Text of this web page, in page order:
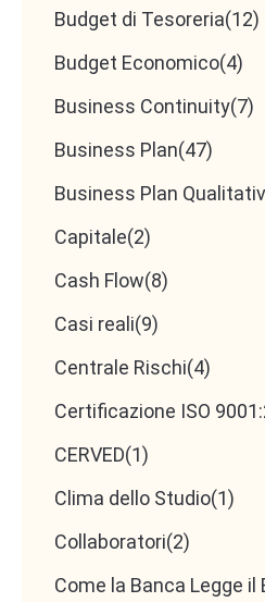
Budget di Tesoreria(12)
Budget Economico(4)
Business Continuity(7)
Business Plan(47)
Business Plan
Capitale(2)
Cash Flow(8)
Casi reali(9)
Centrale Rischi(4)
Certificazione ISO
CERVED(1)
Clima dello Studio(1)
Collaboratori(2)
Come la Banca Legge il